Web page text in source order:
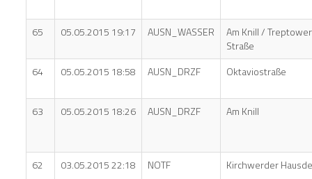
65 05.05.2015 19:17 AUSN_WASSER
Am Knill / Treptower
Straße
64
05.05.2015 18:58 AUSN_DRZF Oktaviostraße
63 05.05.2015 18:26 AUSN_DRZF Am Knill
62 03.05.2015 22:18 NOTF Kirchwerder